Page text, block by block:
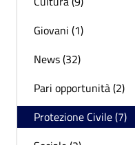
Giovani (1)
News (32)
Pari opportunità (2)
Protezione Civile (7)